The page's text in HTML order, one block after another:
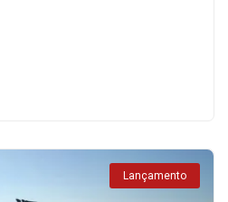
Lançamento